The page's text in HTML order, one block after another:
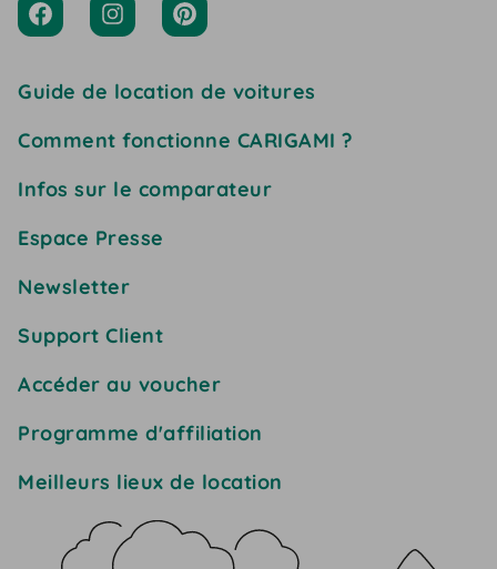
Guide de location de voitures
Comment fonctionne CARIGAMI ?
Infos sur le comparateur
Espace Presse
Newsletter
Support Client
Accéder au voucher
Programme d'affiliation
Meilleurs lieux de location